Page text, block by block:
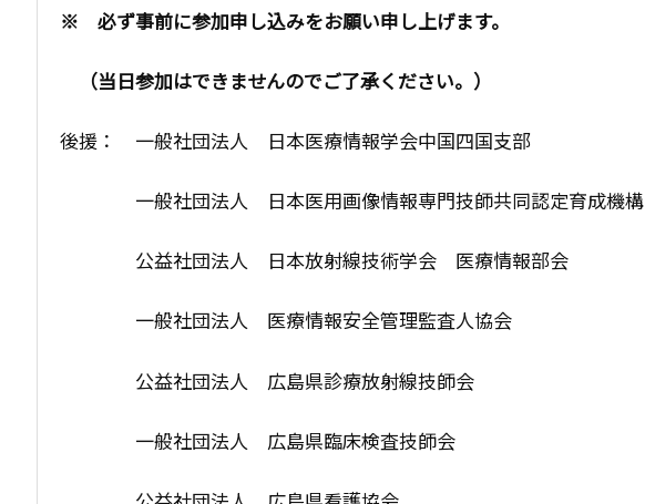
※ 必ず事前に参加申し込みをお願い申し上げます。
（当日参加はできませんのでご了承ください。）
後援： 一般社団法人 日本医療情報学会中国四国支部
一般社団法人 日本医用画像情報専門技師共同認定育成機構
公益社団法人 日本放射線技術学会 医療情報部会
一般社団法人 医療情報安全管理監査人協会
公益社団法人 広島県診療放射線技師会
一般社団法人 広島県臨床検査技師会